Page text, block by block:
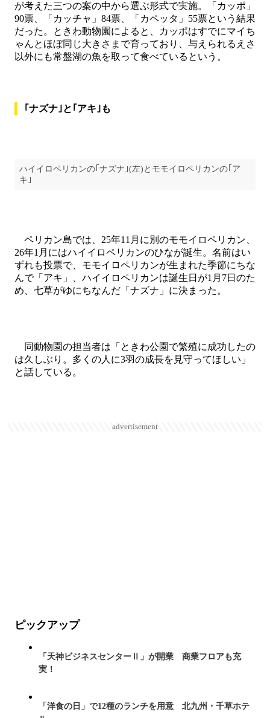
が考えた三つの案の中から選ぶ形式で実施。「カッポ」
90票、「カッチャ」84票、「カペッタ」55票という結果
だった。ときわ動物園によると、カッポはすでにマイち
ゃんとほぼ同じ大きさまで育っており、与えられるえさ
以外にも常盤湖の魚を取って食べているという。
｢ナズナ｣と｢アキ｣も
ハイイロペリカンの｢ナズナ｣(左)とモモイロペリカンの｢ア
キ｣
ペリカン島では、25年11月に別のモモイロペリカン、
26年1月にはハイイロペリカンのひなが誕生。名前はい
ずれも投票で、モモイロペリカンが生まれた季節にちな
んで「アキ」、ハイイロペリカンは誕生日が1月7日のた
め、七草がゆにちなんだ「ナズナ」に決まった。
同動物園の担当者は「ときわ公園で繁殖に成功したの
は久しぶり。多くの人に3羽の成長を見守ってほしい」
と話している。
advertisement
ピックアップ
「天神ビジネスセンターⅡ」が開業 商業フロアも充
実！
「洋食の日」で12種のランチを用意 北九州・千草ホテ